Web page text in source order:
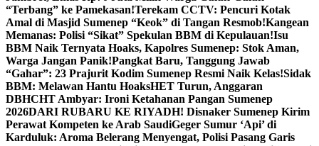
“Terbang” ke Pamekasan!Terekam CCTV: Pencuri Kotak
Amal di Masjid Sumenep “Keok” di Tangan Resmob!Kangean
Memanas: Polisi “Sikat” Spekulan BBM di Kepulauan!Isu
BBM Naik Ternyata Hoaks, Kapolres Sumenep: Stok Aman,
Warga Jangan Panik!Pangkat Baru, Tanggung Jawab
“Gahar”: 23 Prajurit Kodim Sumenep Resmi Naik Kelas!Sidak
BBM: Melawan Hantu HoaksHET Turun, Anggaran
DBHCHT Ambyar: Ironi Ketahanan Pangan Sumenep
2026DARI RUBARU KE RIYADH! Disnaker Sumenep Kirim
Perawat Kompeten ke Arab SaudiGeger Sumur ‘Api’ di
Karduluk: Aroma Belerang Menyengat, Polisi Pasang Garis